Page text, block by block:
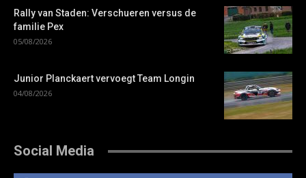
Rally van Staden: Verschueren versus de
familie Pex
05/08/2026
Junior Planckaert vervoegt Team Longin
04/08/2026
Social Media